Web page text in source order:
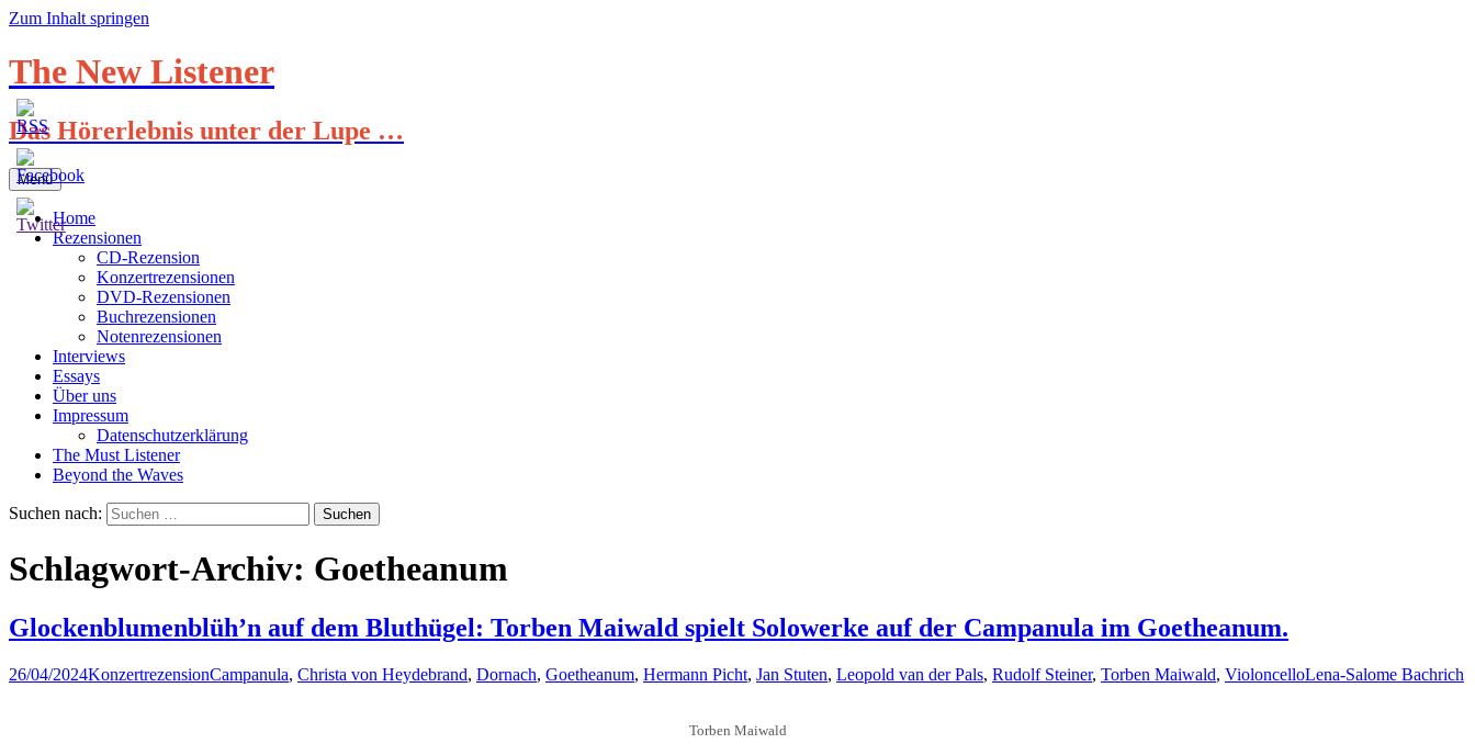
Zum Inhalt springen
The New Listener
Das Hörerlebnis unter der Lupe …
Menü
Home
Rezensionen
CD-Rezension
Konzertrezensionen
DVD-Rezensionen
Buchrezensionen
Notenrezensionen
Interviews
Essays
Über uns
Impressum
Datenschutzerklärung
The Must Listener
Beyond the Waves
Suchen nach:
Schlagwort-Archiv: Goetheanum
Glockenblumenblüh’n auf dem Bluthügel: Torben Maiwald spielt Solowerke auf der Campanula im Goetheanum.
26/04/2024KonzertrezensionCampanula, Christa von Heydebrand, Dornach, Goetheanum, Hermann Picht, Jan Stuten, Leopold van der Pals, Rudolf Steiner, Torben Maiwald, VioloncelloLena-Salome Bachrich
Torben Maiwald